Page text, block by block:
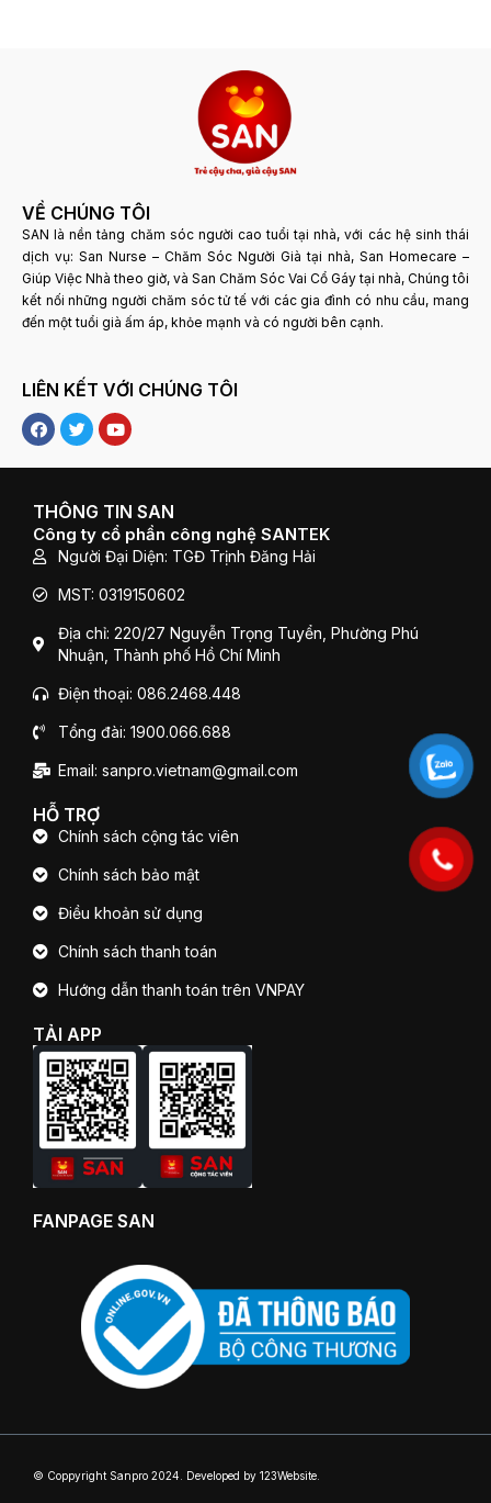
VỀ CHÚNG TÔI
SAN là nền tảng chăm sóc người cao tuổi tại nhà, với các hệ sinh thái
dịch vụ: San Nurse – Chăm Sóc Người Già tại nhà, San Homecare –
Giúp Việc Nhà theo giờ, và San Chăm Sóc Vai Cổ Gáy tại nhà, Chúng tôi
kết nối những người chăm sóc tử tế với các gia đình có nhu cầu, mang
đến một tuổi già ấm áp, khỏe mạnh và có người bên cạnh.
LIÊN KẾT VỚI CHÚNG TÔI
F
a
c
e
o
o
k
T
w
i
t
e
r
Y
o
u
t
b
e
THÔNG TIN SAN
Công ty cổ phần công nghệ SANTEK
Người Đại Diện: TGĐ Trịnh Đăng Hải
MST: 0319150602
Địa chỉ: 220/27 Nguyễn Trọng Tuyển, Phường Phú
Nhuận, Thành phố Hồ Chí Minh
Điện thoại: 086.2468.448
Tổng đài: 1900.066.688
Email: sanpro.vietnam@gmail.com
HỖ TRỢ
Chính sách cộng tác viên
Chính sách bảo mật
Điều khoản sử dụng
Chính sách thanh toán
Hướng dẫn thanh toán trên VNPAY
TẢI APP
FANPAGE SAN
© Coppyright Sanpro 2024. Developed by 123Website.